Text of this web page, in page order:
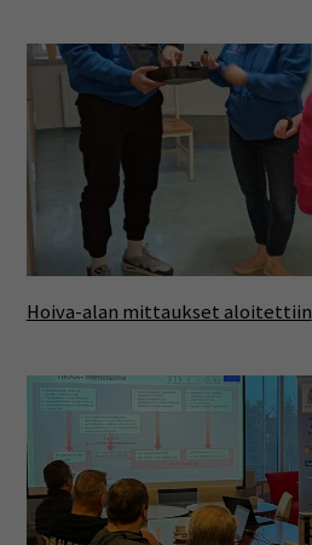
Hoiva-alan mittaukset aloitettiin